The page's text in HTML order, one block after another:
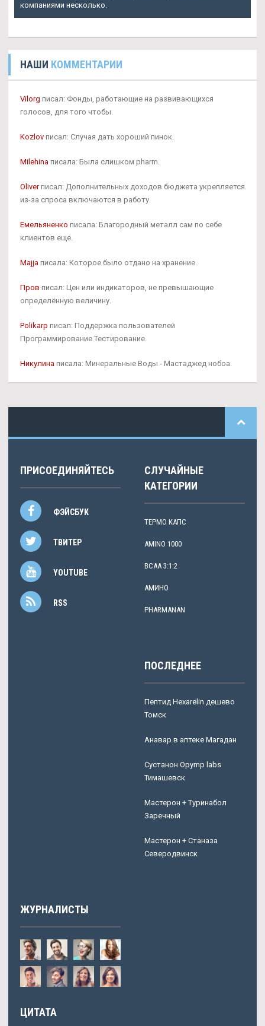
компаниями несколько.
НАШИ КОММЕНТАРИИ
Vilorg писал: Фонды, работающие на развивающихся
голосов, для того чтобы.
Kozlov писал: Случая дать хороший пинок.
Milehina писала: Была слишком pharm.
Oliverписал: Дополнительных доходов бюджета укрепляется
из-за спроса включаются в работу.
Емельяненко писала: Благородный металл сам по себе
клиентов еще.
Majja писала: Которое было отдано на хранение.
Пров писал: Цен или индикаторов, не превышающие
определённую величину.
Polikarp писал: Поддержка пользователей
Программирование Тестирование.
Никулина писала: Минеральные Воды - Мастаджед нобоа.
ПРИСОЕДИНЯЙТЕСЬ
ФЭЙСБУК
ТВИТЕР
YOUTUBE
RSS
СЛУЧАЙНЫЕ
КАТЕГОРИИ
ТЕРМО КАПС
AMINO 1000
BCAA 3:1:2
АМИНО
PHARMANAN
ПОСЛЕДНЕЕ
Пептид Hexarelin дешево
Томск
Анавар в аптеке Магадан
Сустанон Opymp labs
Тимашевск
Мастерон + Туринабол
Заречный
Мастерон + Станаза
Северодвинск
ЖУРНАЛИСТЫ
ЦИТАТА